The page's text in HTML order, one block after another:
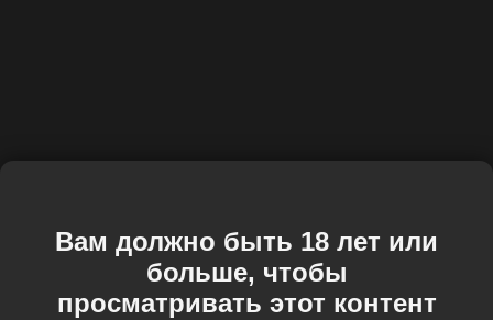
Вам должно быть 18 лет или
больше, чтобы
просматривать этот контент